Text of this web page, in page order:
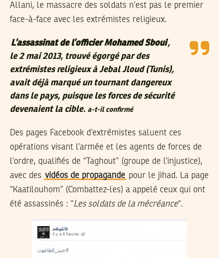
Allani, le massacre des soldats n’est pas le premier
face-à-face avec les extrémistes religieux.
L’assassinat de l’officier Mohamed Sboui,
le 2 mai 2013, trouvé égorgé par des
extrémistes religieux à Jebal Jloud (Tunis),
avait déjà marqué un tournant dangereux
dans le pays, puisque les forces de sécurité
devenaient la cible. a-t-il confirmé
Des pages Facebook d’extrémistes saluent ces
opérations visant l’armée et les agents de forces de
l’ordre, qualifiés de “Taghout” (groupe de l’injustice),
avec des vidéos de propagande pour le jihad. La page
“Kaatilouhom” (Combattez-les) a appelé ceux qui ont
été assassinés : “Les soldats de la mécréance“.